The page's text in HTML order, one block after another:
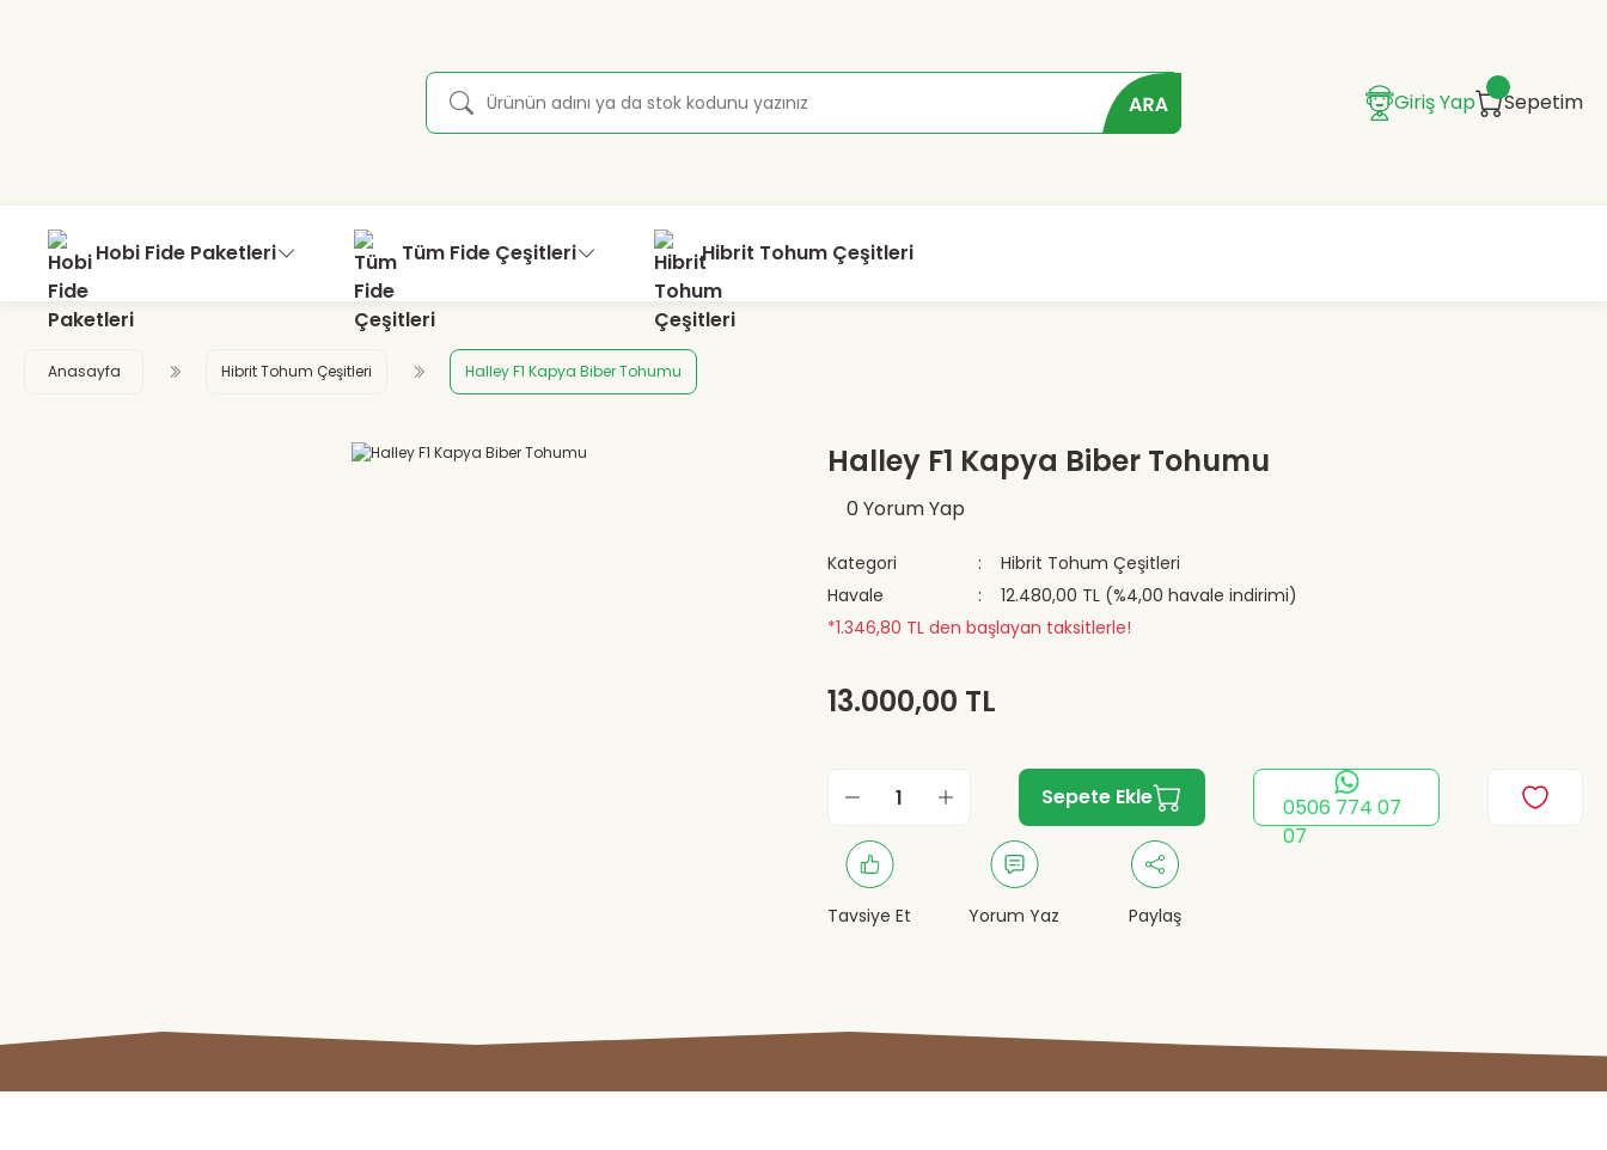
Giriş Yap Sepetim
Hobi Fide Paketleri Tüm Fide Çeşitleri Hibrit Tohum Çeşitleri
Anasayfa Hibrit Tohum Çeşitleri Halley F1 Kapya Biber Tohumu
Halley F1 Kapya Biber Tohumu
0 Yorum Yap
Kategori
Hibrit Tohum Çeşitleri
Havale
12.480,00 TL (%4,00 havale indirimi)
*1.346,80 TL den başlayan taksitlerle!
13.000,00 TL
Sepete Ekle
0506 774 07
07
Tavsiye Et Yorum Yaz Paylaş